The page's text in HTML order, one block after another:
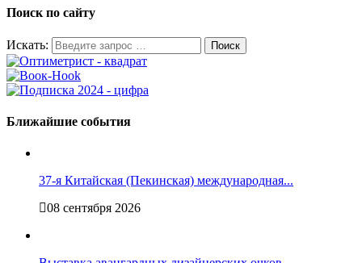
Поиск по сайту
Искать:
Ближайшие события
37-я Китайская (Пекинская) международная...
08 сентября 2026